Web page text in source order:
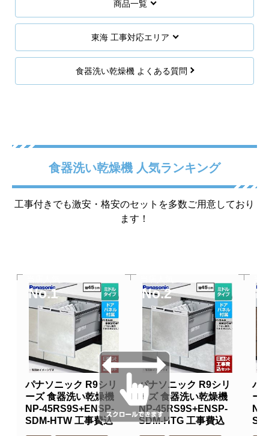
商品一覧
東海 工事対応エリア
食器洗い乾燥機 よくある質問
食器洗い乾燥機 人気ランキング
工事付きでも激安・格安のセットを多数ご用意しており
ます！
No.1
パナソニック R9シリ
ーズ 食器洗い乾燥機
NP-45RS9S+ENSP-
SDM-HTW 工事費込
No.2
パナソニック R9シリ
ーズ 食器洗い乾燥機
NP-45RS9S+ENSP-
SDM-HTG 工事費込
パ
ー